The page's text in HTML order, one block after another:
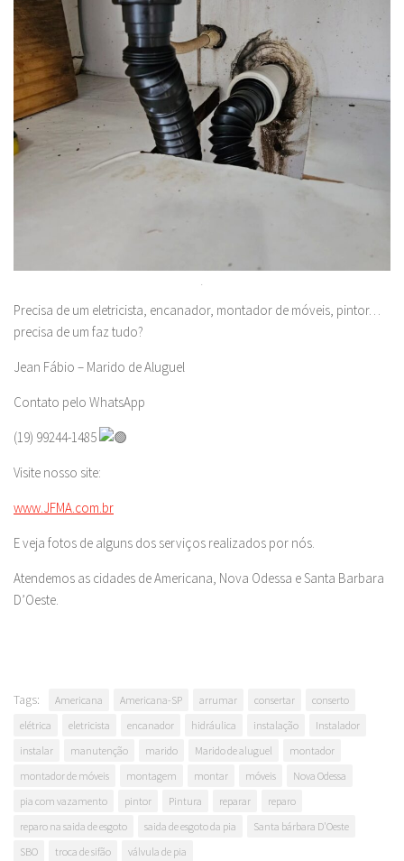
.
Precisa de um eletricista, encanador, montador de móveis, pintor…
precisa de um faz tudo?
Jean Fábio – Marido de Aluguel
Contato pelo WhatsApp
(19) 99244-1485
Visite nosso site:
www.JFMA.com.br
E veja fotos de alguns dos serviços realizados por nós.
Atendemos as cidades de Americana, Nova Odessa e Santa Barbara
D’Oeste.
Tags: Americana Americana-SP arrumar consertar
conserto
elétrica
eletricista encanador hidráulica instalação
Instalador
instalar
manutenção marido Marido de aluguel
montador
montador de móveis
montagem montar móveis
Nova Odessa
pia com vazamento
pintor Pintura reparar
reparo
reparo na saida de esgoto
saida de esgoto da pia
Santa bárbara D'Oeste
SBO
troca de sifão válvula de pia